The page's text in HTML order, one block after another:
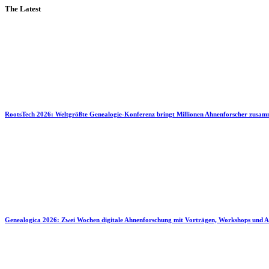
The Latest
RootsTech 2026: Weltgrößte Genealogie-Konferenz bringt Millionen Ahnenforscher
Genealogica 2026: Zwei Wochen digitale Ahnenforschung mit Vorträgen, Workshops und